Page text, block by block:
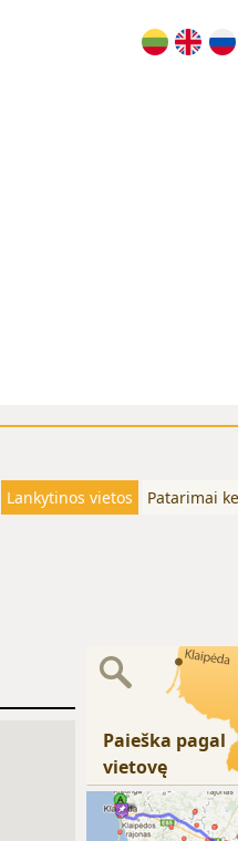
Lankytinos vietos Patarimai
Paieška pagal
vietovę